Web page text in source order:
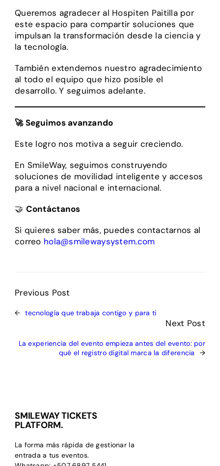
Queremos agradecer al Hospiten Paitilla por
este espacio para compartir soluciones que
impulsan la transformación desde la ciencia y
la tecnología.
También extendemos nuestro agradecimiento
al todo el equipo que hizo posible el
desarrollo. Y seguimos adelante.
🚀 Seguimos avanzando
Este logro nos motiva a seguir creciendo.
En SmileWay, seguimos construyendo
soluciones de movilidad inteligente y accesos
para a nivel nacional e internacional.
🤝 Contáctanos
Si quieres saber más, puedes contactarnos al
correo hola@smilewaysystem.com
Previous Post
← tecnología que trabaja contigo y para ti
Next Post
La experiencia del evento empieza antes del evento: por
qué el registro digital marca la diferencia
→
SMILEWAY TICKETS
PLATFORM.
La forma más rápida de gestionar la
entrada a tus eventos.